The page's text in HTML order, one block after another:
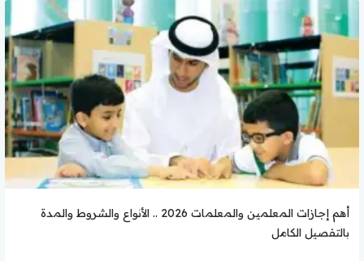
أهم إجازات المعلمين والمعلمات 2026 .. الأنواع والشروط والمدة
بالتفصيل الكامل